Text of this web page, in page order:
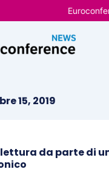
15, 2019
da parte di